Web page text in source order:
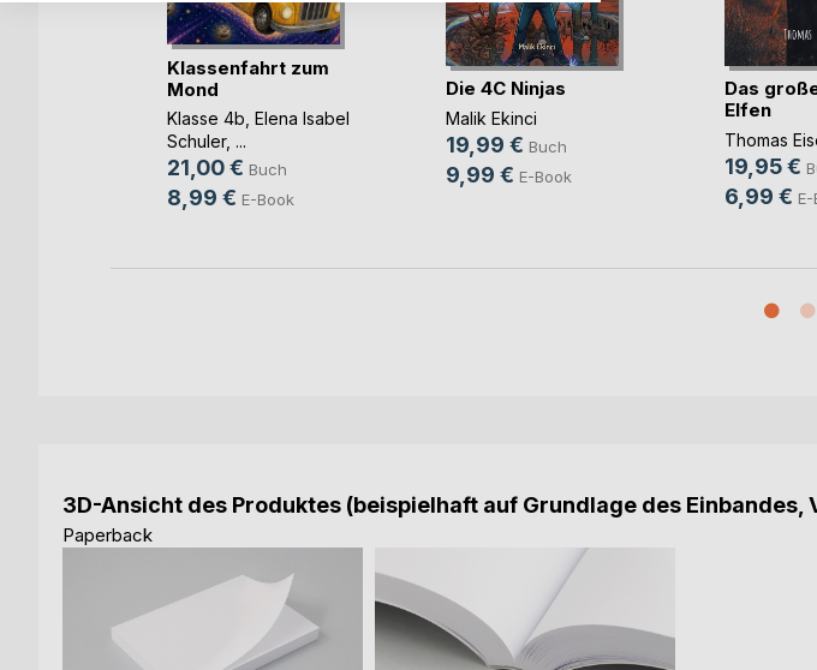
Klassenfahrt zum
Mond
Klasse 4b Elena Isabel
Schuler, ...
21,00 € Buch
8,99 € E-Book
Die 4C Ninjas
Malik Ekinci
19,99 € Buch
9,99 € E-Book
Das
Elfen
Thomas
19,95 €
6,99 €
3D-Ansicht des Produktes (beispielhaft auf Grundlage des
Paperback